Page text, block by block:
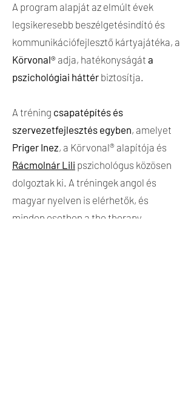
A program alapját az elmúlt évek
legsikeresebb beszélgetésindító és
kommunikációfejlesztő kártyajátéka, a
Körvonal® adja, hatékonyságát a
pszichológiai háttér biztosítja.
A tréning csapatépítés és
szervezetfejlesztés egyben, amelyet
Priger Inez, a Körvonal® alapítója és
Rácmolnár Lili pszichológus közösen
dolgoztak ki. A tréningek angol és
magyar nyelven is elérhetők, és
minden esetben a the therapy –